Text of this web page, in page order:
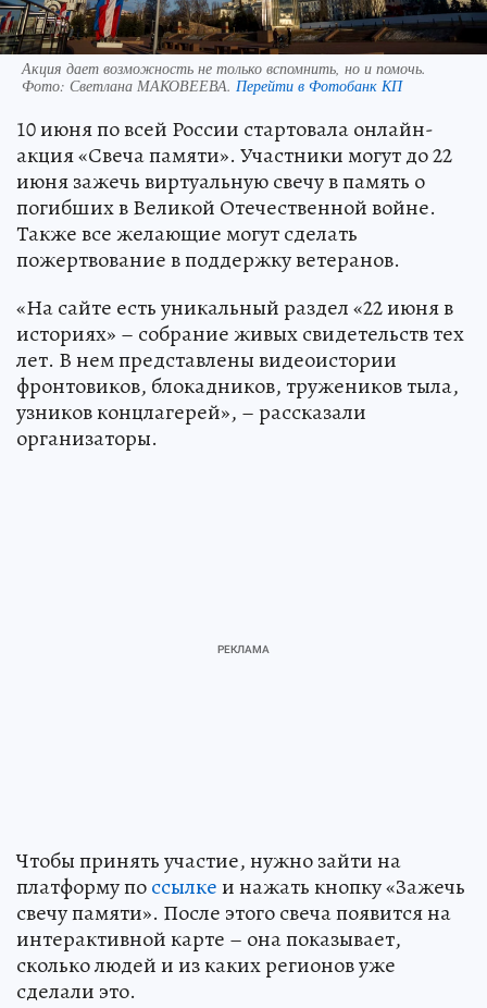
Акция дает возможность не только вспомнить, но и помочь.
Фото: Светлана МАКОВЕЕВА. Перейти в Фотобанк КП
10 июня по всей России стартовала онлайн-
акция «Свеча памяти». Участники могут до 22
июня зажечь виртуальную свечу в память о
погибших в Великой Отечественной войне.
Также все желающие могут сделать
пожертвование в поддержку ветеранов.
«На сайте есть уникальный раздел «22 июня в
историях» – собрание живых свидетельств тех
лет. В нем представлены видеоистории
фронтовиков, блокадников, тружеников тыла,
узников концлагерей», – рассказали
организаторы.
Чтобы принять участие, нужно зайти на
платформу поссылкеи нажать кнопку «Зажечь
свечу памяти». После этого свеча появится на
интерактивной карте – она показывает,
сколько людей и из каких регионов уже
сделали это.